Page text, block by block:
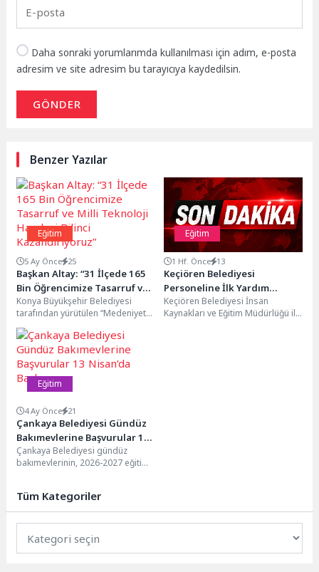
Daha sonraki yorumlarımda kullanılması için adım, e-posta
adresim ve site adresim bu tarayıcıya kaydedilsin.
GÖNDER
Benzer Yazılar
Eğitim
5 Ay Önce 25
Başkan Altay: “31 İlçede 165
Bin Öğrencimize Tasarruf ve
Milli Teknoloji Hamlesi Bilinci
Kazandırıyoruz”
Konya Büyükşehir Belediyesi
tarafından yürütülen “Medeniyet
Okulu Projesi” kapsamında 31
ilçedeki 4. ve 5. sınıf...
Eğitim
1 Hf. Önce 13
Keçiören Belediyesi
Personeline İlk Yardım
Eğitimi Verildi
Keçiören Belediyesi İnsan
Kaynakları ve Eğitim Müdürlüğü ile
Eğitim
4 Ay Önce 21
Çankaya Belediyesi Gündüz
Bakımevlerine Başvurular 13
Nisan’da Başlıyor
Çankaya Belediyesi gündüz
bakımevlerinin, 2026-2027 eğitim
bakımevlerine, 13 Nisan’dan
itibaren https://basvuru.cankaya.bel.tr/kres adresi...
Tüm Kategoriler